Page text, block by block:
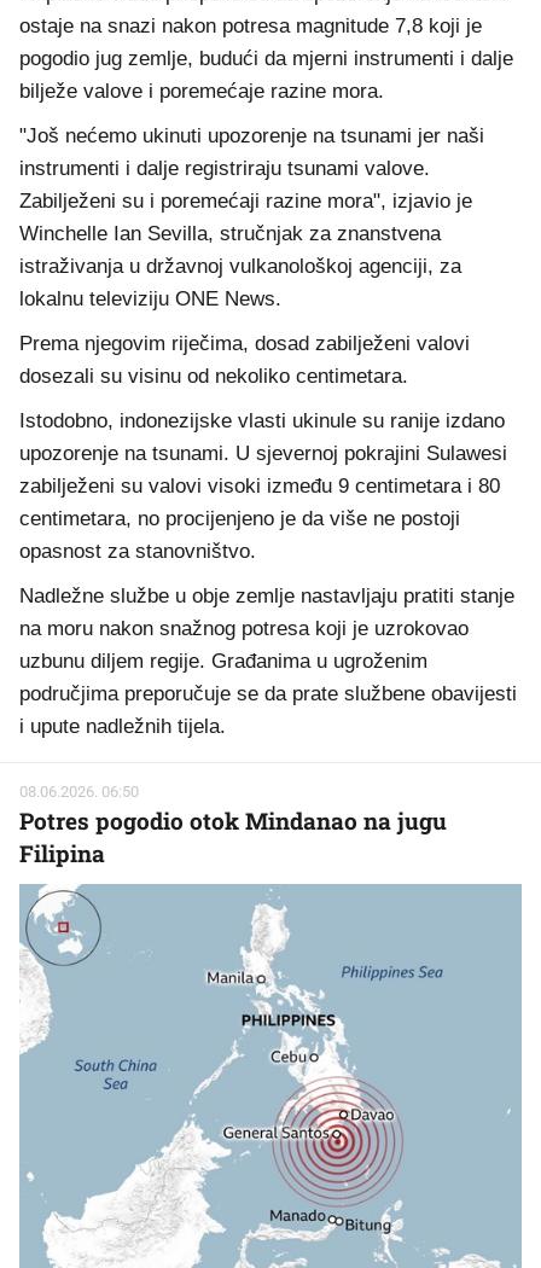
ostaje na snazi nakon potresa magnitude 7,8 koji je
pogodio jug zemlje, budući da mjerni instrumenti i dalje
bilježe valove i poremećaje razine mora.
"Još nećemo ukinuti upozorenje na tsunami jer naši
instrumenti i dalje registriraju tsunami valove.
Zabilježeni su i poremećaji razine mora", izjavio je
Winchelle Ian Sevilla, stručnjak za znanstvena
istraživanja u državnoj vulkanološkoj agenciji, za
lokalnu televiziju ONE News.
Prema njegovim riječima, dosad zabilježeni valovi
dosezali su visinu od nekoliko centimetara.
Istodobno, indonezijske vlasti ukinule su ranije izdano
upozorenje na tsunami. U sjevernoj pokrajini Sulawesi
zabilježeni su valovi visoki između 9 centimetara i 80
centimetara, no procijenjeno je da više ne postoji
opasnost za stanovništvo.
Nadležne službe u obje zemlje nastavljaju pratiti stanje
na moru nakon snažnog potresa koji je uzrokovao
uzbunu diljem regije. Građanima u ugroženim
područjima preporučuje se da prate službene obavijesti
i upute nadležnih tijela.
08.06.2026. 06:50
Potres pogodio otok Mindanao na jugu
Filipina